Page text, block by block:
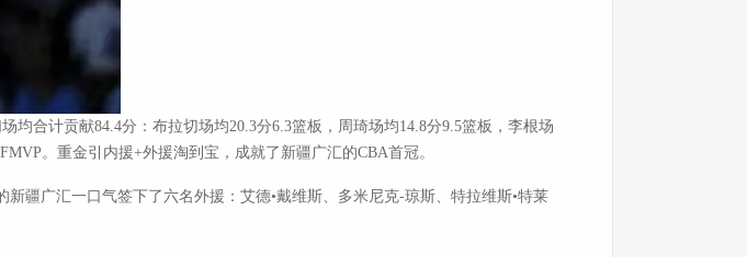
计贡献84.4分：布拉切场均20.3分6.3篮板，周琦场均14.8分9.5篮板，李根场
。重金引内援+外援淘到宝，成就了新疆广汇的CBA首冠。
广汇一口气签下了六名外援：艾德•戴维斯、多米尼克-琼斯、特拉维斯•特莱